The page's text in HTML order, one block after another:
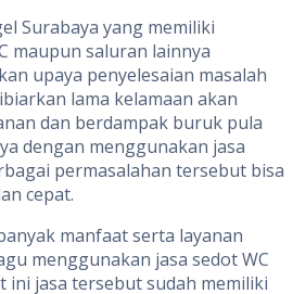
Surabaya yang memiliki
maupun saluran lainnya
upaya penyelesaian masalah
lama kelamaan akan
dan berdampak buruk pula
dengan menggunakan jasa
permasalahan tersebut bisa
cepat.
manfaat serta layanan
menggunakan jasa sedot WC
ini jasa tersebut sudah memiliki